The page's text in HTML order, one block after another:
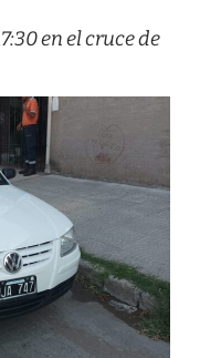
en el cruce de